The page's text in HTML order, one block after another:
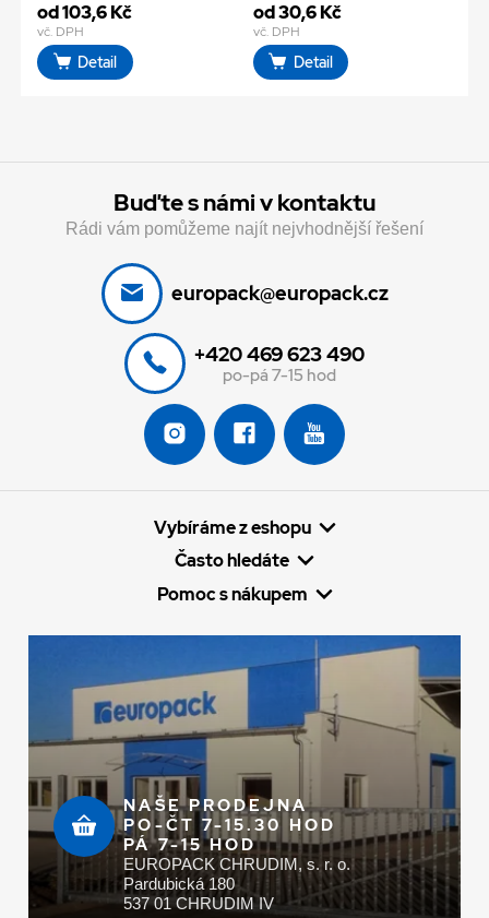
od 103,6 Kč
vč. DPH
Detail
od 30,6 Kč
vč. DPH
Detail
Buďte s námi v kontaktu
Rádi vám pomůžeme najít nejvhodnější řešení
europack@europack.cz
+420 469 623 490
po-pá 7-15 hod
Vybíráme z eshopu
Často hledáte
Pomoc s nákupem
NAŠE PRODEJNA
PO-ČT 7-15.30 HOD
PÁ 7-15 HOD
EUROPACK CHRUDIM, s. r. o.
Pardubická 180
537 01 CHRUDIM IV